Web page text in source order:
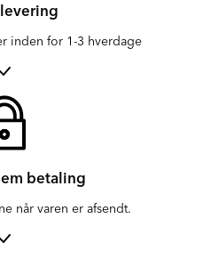
inden for 1-3 hverdage
betaling
når varen er afsendt.